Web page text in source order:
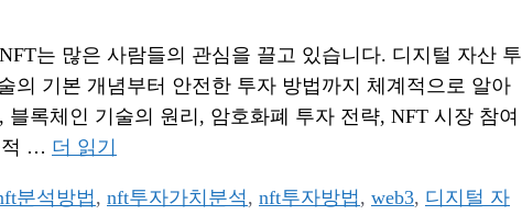
는 많은 사람들의 관심을 끌고 있습니다. 디지털 자산 투
의 기본 개념부터 안전한 투자 방법까지 체계적으로 알아
록체인 기술의 원리, 암호화폐 투자 전략, NFT 시장 참여
적 … 더 읽기
분석방법, nft투자가치분석, nft투자방법 , web3, 디지털 자